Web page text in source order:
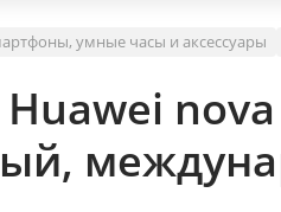
умные часы и аксессуары
nova